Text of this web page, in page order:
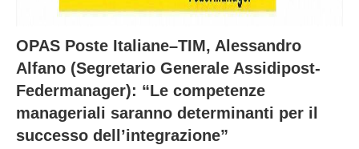
OPAS Poste Italiane–TIM, Alessandro
Alfano (Segretario Generale Assidipost-
Federmanager): “Le competenze
manageriali saranno determinanti per il
successo dell’integrazione”